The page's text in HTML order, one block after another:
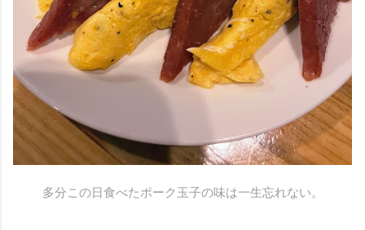
多分この日食べたポーク玉子の味は一生忘れない。